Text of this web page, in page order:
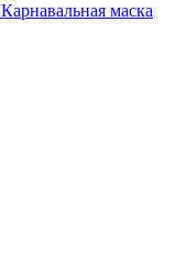
Карнавальная маска